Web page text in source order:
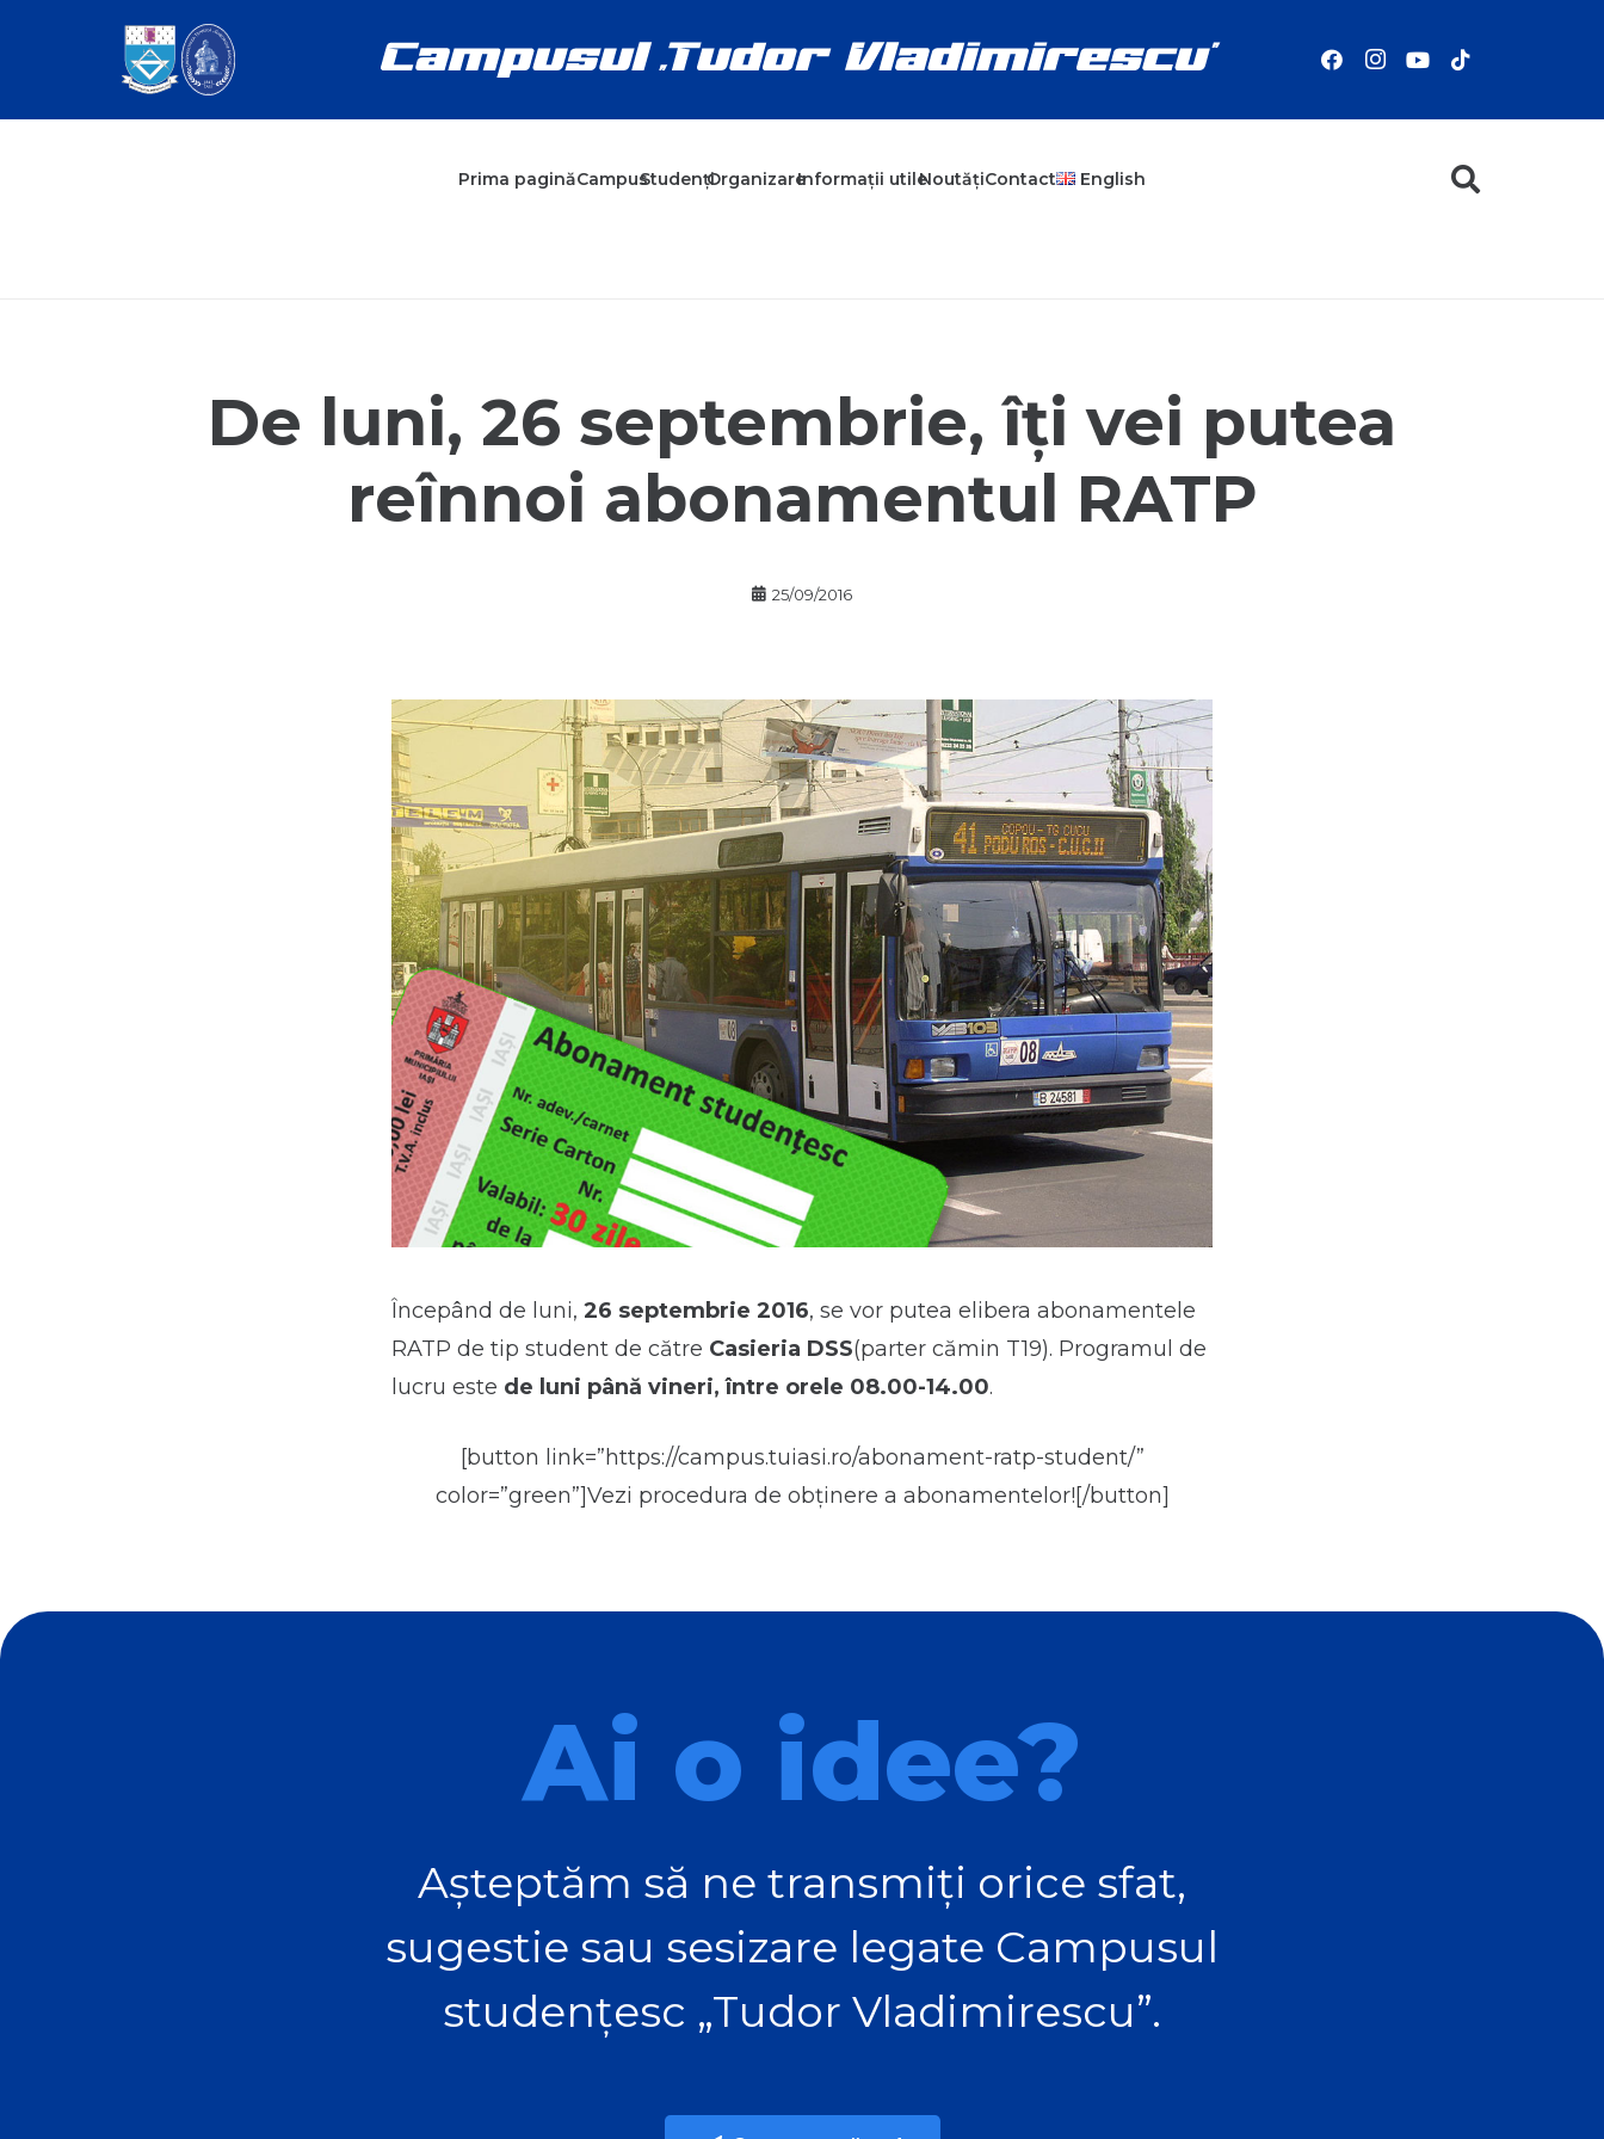
Prima paginăCampusStudențiOrganizareInformații utileNoutățiContact English
De luni, 26 septembrie, îți vei putea
reînnoi abonamentul RATP
25/09/2016
Începând de luni, 26 septembrie 2016, se vor putea elibera abonamentele
RATP de tip student de către Casieria DSS(parter cămin T19). Programul de
lucru este de luni până vineri, între orele 08.00-14.00.
[button link=”https://campus.tuiasi.ro/abonament-ratp-student/”
color=”green”]Vezi procedura de obținere a abonamentelor![/button]
Ai o idee?
Așteptăm să ne transmiți orice sfat,
sugestie sau sesizare legate Campusul
studențesc „Tudor Vladimirescu”.